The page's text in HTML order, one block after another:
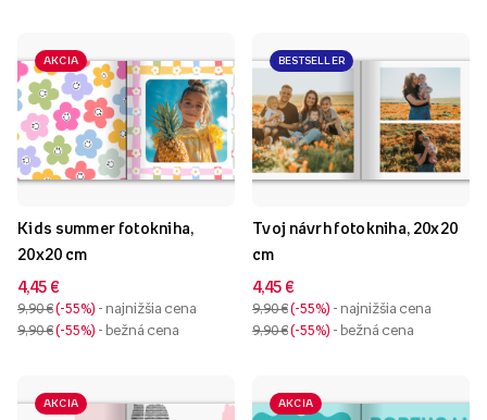
AKCIA
Kids summer fotokniha,
20x20 cm
4,45 €
9,90 € -55% - najnižšia cena
9,90 € -55% - bežná cena
BESTSELLER
Tvoj návrh fotokniha, 20x20
cm
4,45 €
9,90 € -55% - najnižšia cena
9,90 € -55% - bežná cena
AKCIA AKCIA